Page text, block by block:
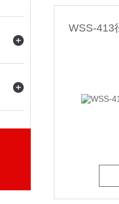
WSS-413